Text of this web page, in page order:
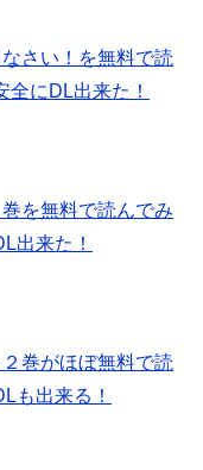
さい！を無料で読
全にDL出来た！
を無料で読んでみ
出来た！
巻がほぼ無料で読
も出来る！